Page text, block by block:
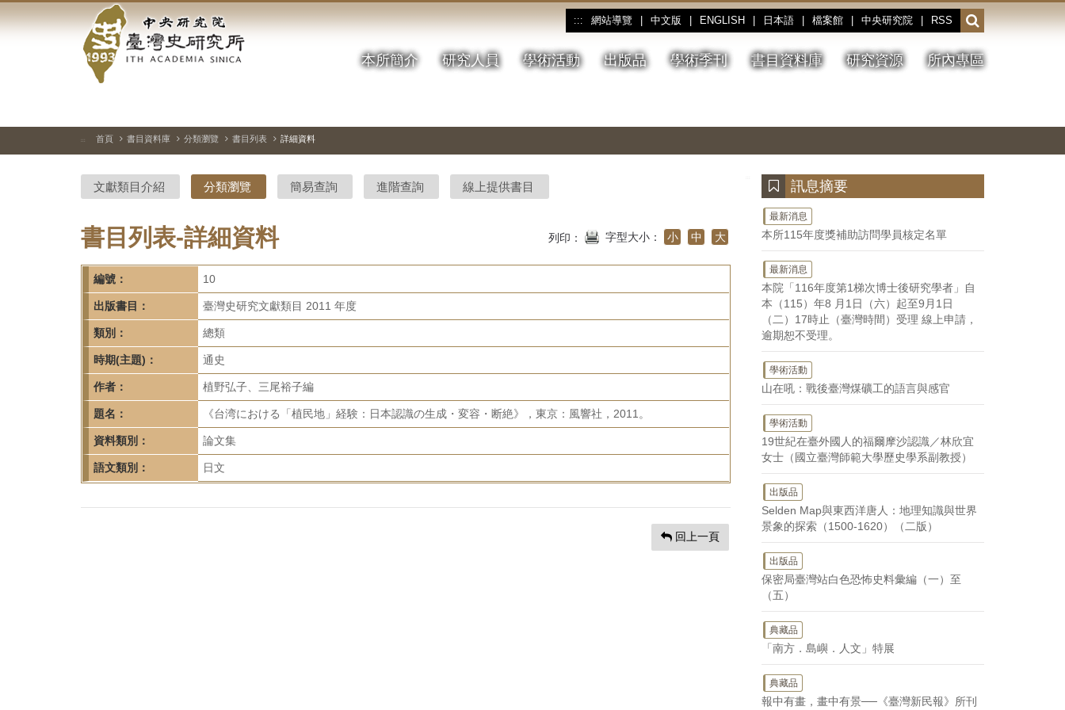
到
中
央
研
院-
臺
灣
史
研
究
所-
首
頁
::: 網站導覽 中文版 ENGLISH 日本語 檔案館 中央研究院 RSS
開
啟
或
收
本所簡介 研究人員 學術活動 出版品 學術季刊 書目資料庫 研究資源 所內專區
停、
圖
圖
結
::: 首頁 書目資料庫 分類瀏覽 書目列表 詳細資料
文獻類目介紹 分類瀏覽 簡易查詢 進階查詢 線上提供書目
書目列表-詳細資料 列印： 字型大小： 小 中 大
編號： 10
出版書目： 臺灣史研究文獻類目 2011 年度
類別： 總類
時期(主題)： 通史
作者： 植野弘子、三尾裕子編
題名： 《台湾における「植民地」経験：日本認識の生成・変容・断絶》，東京：風響社，2011。
資料類別： 論文集
語文類別： 日文
回上一頁
訊息摘要
最新消息
本所115年度獎補助訪問學員核定名單
最新消息
本院「116年度第1梯次博士後研究學者」自
本（115）年8 月1日（六）起至9月1日
（二）17時止（臺灣時間）受理 線上申請，
逾期恕不受理。
學術活動
山在吼：戰後臺灣煤礦工的語言與感官
學術活動
19世紀在臺外國人的福爾摩沙認識／林欣宜
女士（國立臺灣師範大學歷史學系副教授）
出版品
Selden Map與東西洋唐人：地理知識與世界
景象的探索（1500-1620）（二版）
出版品
保密局臺灣站白色恐怖史料彙編（一）至
（五）
典藏品
「南方．島嶼．人文」特展
典藏品
報中有畫，畫中有景──《臺灣新民報》所刊